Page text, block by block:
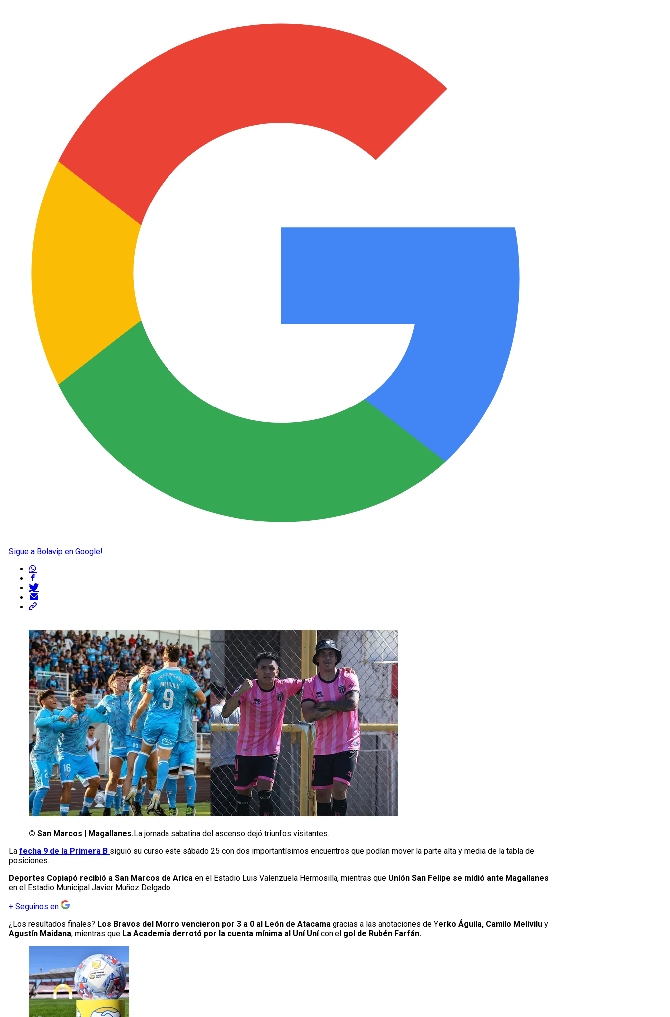
Sigue a Bolavip en Google!
© San Marcos | Magallanes.La jornada sabatina del ascenso dejó triunfos visitantes.
La fecha 9 de la Primera B siguió su curso este sábado 25 con dos importantísimos encuentros que podían mover la parte alta y media de la tabla de
posiciones.
Deportes Copiapó recibió a San Marcos de Arica en el Estadio Luis Valenzuela Hermosilla, mientras que Unión San Felipe se midió ante Magallanes
en el Estadio Municipal Javier Muñoz Delgado.
+ Seguinos en
¿Los resultados finales? Los Bravos del Morro vencieron por 3 a 0 al León de Atacama gracias a las anotaciones de Yerko Águila, Camilo Melivilu y
Agustín Maidana, mientras que La Academia derrotó por la cuenta mínima al Uní Unícon el gol de Rubén Farfán.